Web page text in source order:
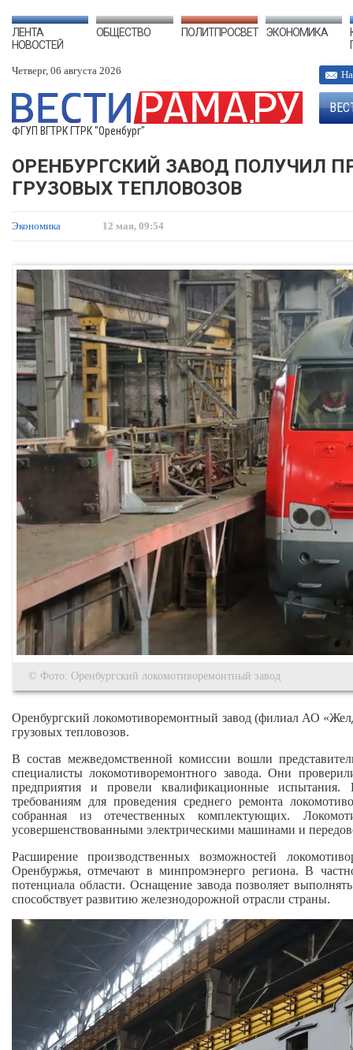
ЛЕНТА
НОВОСТЕЙ
ОБЩЕСТВО ПОЛИТПРОСВЕТ ЭКОНОМИКА
Четверг, 06 августа 2026
ФГУП ВГТРК ГТРК "Оренбург"
ОРЕНБУРГСКИЙ ЗАВОД ПОЛУЧИЛ
ГРУЗОВЫХ ТЕПЛОВОЗОВ
Экономика 12 мая, 09:54
© Фото: Оренбургский локомотиворемонтный завод
Оренбургский локомотиворемонтный завод (филиал АО
грузовых тепловозов.
В состав межведомственной комиссии вошли
специалисты локомотиворемонтного завода. Они
предприятия и провели квалификационные испытания.
требованиям для проведения среднего ремонта
собранная из отечественных комплектующих.
усовершенствованными электрическими машинами и
Расширение производственных возможностей
Оренбуржья, отмечают в минпромэнерго региона. В
потенциала области. Оснащение завода позволяет
способствует развитию железнодорожной отрасли страны.